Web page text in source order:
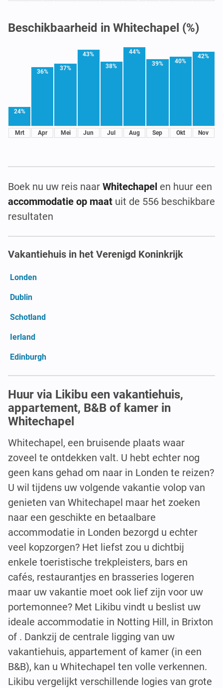
Beschikbaarheid in Whitechapel (%)
24%
Mrt
36%
Apr
37%
Mei
43%
Jun
38%
Jul
44%
Aug
39%
Sep
40%
Okt
42%
Nov
Boek nu uw reis naar Whitechapel en huur een
accommodatie op maat uit de 556 beschikbare
resultaten
Vakantiehuis in het Verenigd Koninkrijk
Londen
Dublin
Schotland
Ierland
Edinburgh
Huur via Likibu een vakantiehuis,
appartement, B&B of kamer in
Whitechapel
Whitechapel, een bruisende plaats waar
zoveel te ontdekken valt. U hebt echter nog
geen kans gehad om naar in Londen te reizen?
U wil tijdens uw volgende vakantie volop van
genieten van Whitechapel maar het zoeken
naar een geschikte en betaalbare
accommodatie in Londen bezorgd u echter
veel kopzorgen? Het liefst zou u dichtbij
enkele toeristische trekpleisters, bars en
cafés, restaurantjes en brasseries logeren
maar uw vakantie moet ook lief zijn voor uw
portemonnee? Met Likibu vindt u beslist uw
ideale accommodatie in Notting Hill, in Brixton
of . Dankzij de centrale ligging van uw
vakantiehuis, appartement of kamer (in een
B&B), kan u Whitechapel ten volle verkennen.
Likibu vergelijkt verschillende logies van grote